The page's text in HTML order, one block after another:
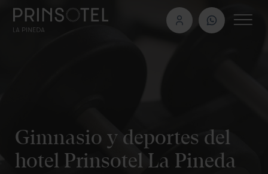
Gimnasio y deportes del
hotel Prinsotel La Pineda